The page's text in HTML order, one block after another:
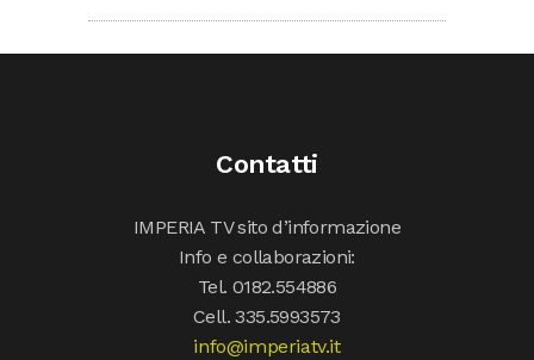
Contatti
IMPERIA TV sito d’informazione
Info e collaborazioni:
Tel. 0182.554886
Cell. 335.5993573
info@imperiatv.it